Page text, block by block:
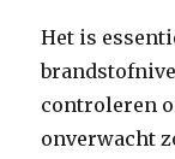
Het is
controleren
onverwacht